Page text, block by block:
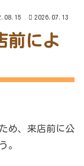
2026.07.13
前によ
め、来店前に公
。